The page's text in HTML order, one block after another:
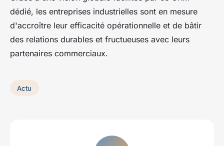
dédié, les entreprises industrielles sont en mesure
d'accroître leur efficacité opérationnelle et de bâtir
des relations durables et fructueuses avec leurs
partenaires commerciaux.
Actu